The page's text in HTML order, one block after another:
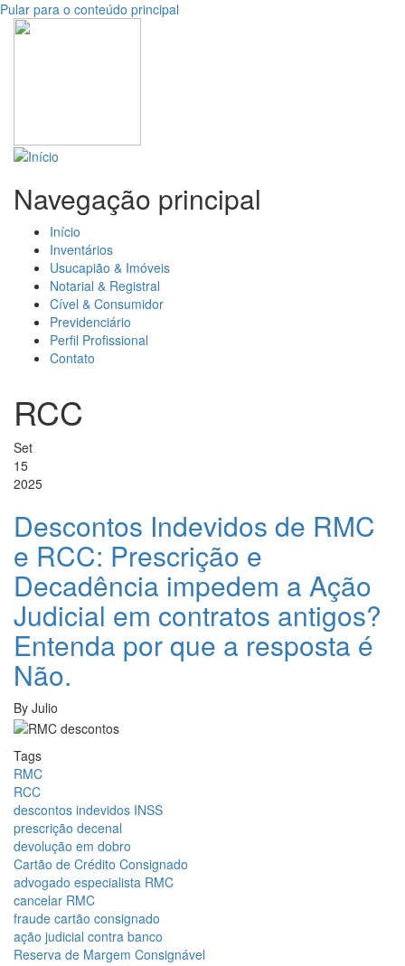
Pular para o conteúdo principal
Navegação principal
Início
Inventários
Usucapião & Imóveis
Notarial & Registral
Cível & Consumidor
Previdenciário
Perfil Profissional
Contato
RCC
Set
15
2025
Descontos Indevidos de RMC
e RCC: Prescrição e
Decadência impedem a Ação
Judicial em contratos antigos?
Entenda por que a resposta é
Não.
By Julio
Tags
RMC
RCC
descontos indevidos INSS
prescrição decenal
devolução em dobro
Cartão de Crédito Consignado
advogado especialista RMC
cancelar RMC
fraude cartão consignado
ação judicial contra banco
Reserva de Margem Consignável